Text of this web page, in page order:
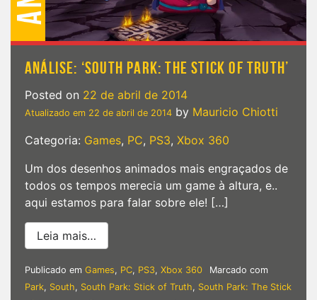
ANÁLISE: ‘SOUTH PARK: THE STICK OF TRUTH’
Posted on 22 de abril de 2014
Atualizado em 22 de abril de 2014 by Mauricio Chiotti
Categoria: Games, PC, PS3, Xbox 360
Um dos desenhos animados mais engraçados de
todos os tempos merecia um game à altura, e..
aqui estamos para falar sobre ele! […]
Leia mais…
Publicado em Games, PC, PS3, Xbox 360
Marcado com
Park, South, South Park: Stick of Truth, South Park: The Stick